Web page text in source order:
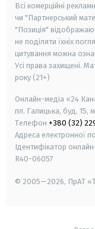
Всі комерційні
чи "Партнерський
"Позиція"
не поділяти їхніх
цитування можна
Усі права захищені.
року (21+)
Онлайн-медіа «24
пл. Галицька, буд. 15,
Телефон +380 (32)
Адреса електронної
Ідентифікатор
R40-06057
© 2005—2026, ПрАТ